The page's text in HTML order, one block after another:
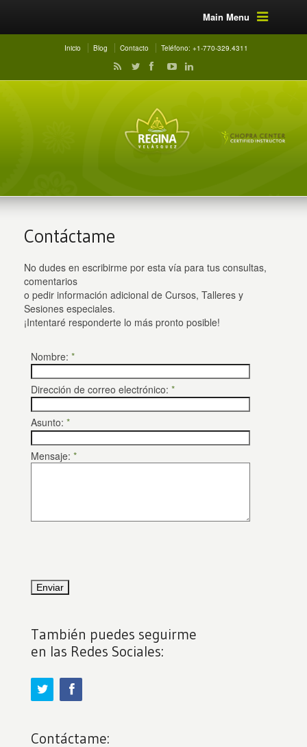
Main Menu
Inicio Blog Contacto Teléfono: +1-770-329.4311
Contáctame
No dudes en escribirme por esta vía para tus consultas,
comentarios
o pedir información adicional de Cursos, Talleres y
Sesiones especiales.
¡Intentaré responderte lo más pronto posible!
Nombre:*
Dirección de correo electrónico:*
Asunto:*
Mensaje:*
También puedes seguirme
en las Redes Sociales:
Contáctame: